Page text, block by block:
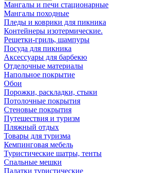
Мангалы и печи стационарные
Мангалы походные
Пледы и коврики для пикника
Контейнеры изотермические.
Решетки-гриль, шампуры
Посуда для пикника
Аксессуары для барбекю
Отделочные материалы
Напольное покрытие
Обои
Порожки, раскладки, стыки
Потолочные покрытия
Стеновые покрытия
Путешествия и туризм
Пляжный отдых
Товары для туризма
Кемпинговая мебель
Туристические шатры, тенты
Спальные мешки
Палатки туристические